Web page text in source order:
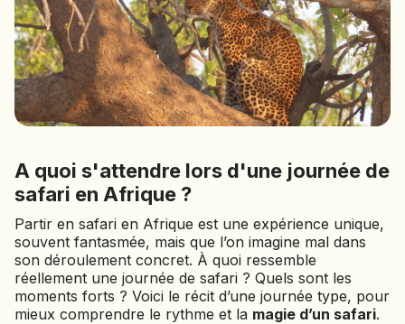
BOTSWANA
BRÉSIL
BURUNDI
CAMBODGE
CAP VERT
CHINE
CHYPRE
CORÉE DU SUD
COSTA RICA
CÔTE D'IVOIRE
DJIBOUTI
A quoi s'attendre lors d'une journée de
safari en Afrique ?
Partir en safari en Afrique est une expérience unique,
souvent fantasmée, mais que l’on imagine mal dans
son déroulement concret. À quoi ressemble
réellement une journée de safari ? Quels sont les
moments forts ? Voici le récit d’une journée type, pour
mieux comprendre le rythme et la magie d’un safari.